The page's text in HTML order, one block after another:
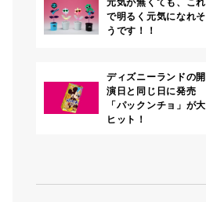
で明るく元気になれそ
うです！！
ディズニーランドの開
演日と同じ日に発売
「パックンチョ」が大
ヒット！